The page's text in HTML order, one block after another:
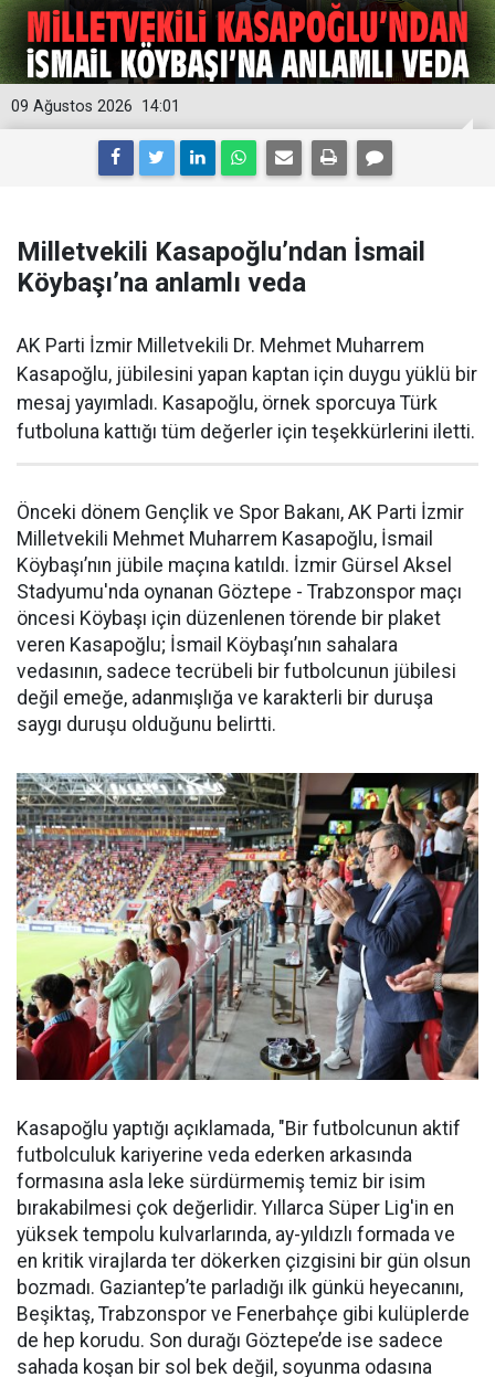
14:01
09 Ağustos 2026
Milletvekili Kasapoğlu’ndan İsmail
Köybaşı’na anlamlı veda
AK Parti İzmir Milletvekili Dr. Mehmet Muharrem
Kasapoğlu, jübilesini yapan kaptan için duygu yüklü bir
mesaj yayımladı. Kasapoğlu, örnek sporcuya Türk
futboluna kattığı tüm değerler için teşekkürlerini iletti.
Önceki dönem Gençlik ve Spor Bakanı, AK Parti İzmir
Milletvekili Mehmet Muharrem Kasapoğlu, İsmail
Köybaşı’nın jübile maçına katıldı. İzmir Gürsel Aksel
Stadyumu'nda oynanan Göztepe - Trabzonspor maçı
öncesi Köybaşı için düzenlenen törende bir plaket
veren Kasapoğlu; İsmail Köybaşı’nın sahalara
vedasının, sadece tecrübeli bir futbolcunun jübilesi
değil emeğe, adanmışlığa ve karakterli bir duruşa
saygı duruşu olduğunu belirtti.
Kasapoğlu yaptığı açıklamada, "Bir futbolcunun aktif
futbolculuk kariyerine veda ederken arkasında
formasına asla leke sürdürmemiş temiz bir isim
bırakabilmesi çok değerlidir. Yıllarca Süper Lig'in en
yüksek tempolu kulvarlarında, ay-yıldızlı formada ve
en kritik virajlarda ter dökerken çizgisini bir gün olsun
bozmadı. Gaziantep’te parladığı ilk günkü heyecanını,
Beşiktaş, Trabzonspor ve Fenerbahçe gibi kulüplerde
de hep korudu. Son durağı Göztepe’de ise sadece
sahada koşan bir sol bek değil, soyunma odasına